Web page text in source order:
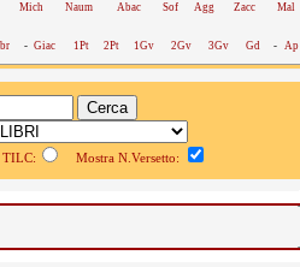
Mich Naum Abac Sof Agg Zacc Mal
- Giac 1Pt 2Pt 1Gv 2Gv 3Gv Gd - Ap
Mostra N.Versetto: